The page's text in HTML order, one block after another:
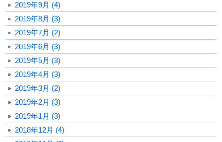
2019年9月 (4)
2019年8月 (3)
2019年7月 (2)
2019年6月 (3)
2019年5月 (3)
2019年4月 (3)
2019年3月 (2)
2019年2月 (3)
2019年1月 (3)
2018年12月 (4)